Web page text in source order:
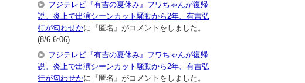
フジテレビ『有吉の夏休み』フワちゃんが復帰
説。炎上で出演シーンカット騒動から2年、有吉弘
行が匂わせかに『匿名』がコメントをしました。
(8/6 6:06)
フジテレビ『有吉の夏休み』フワちゃんが復帰
説。炎上で出演シーンカット騒動から2年、有吉弘
行が匂わせかに『匿名』がコメントをしました。